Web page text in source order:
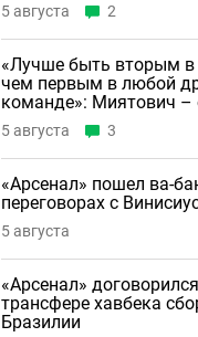
5 августа 2
«Лучше быть вторым в
чем первым в любой
команде»: Миятович –
в «Арсенале»
5 августа 3
«Арсенал» пошел ва-
переговорах с
5 августа
«Арсенал»
трансфере хавбека
Бразилии